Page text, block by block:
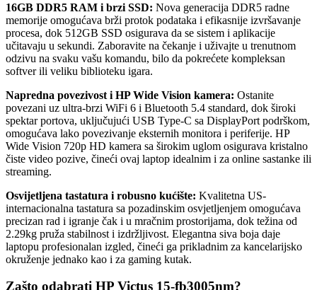
16GB DDR5 RAM i brzi SSD: Nova generacija DDR5 radne
memorije omogućava brži protok podataka i efikasnije izvršavanje
procesa, dok 512GB SSD osigurava da se sistem i aplikacije
učitavaju u sekundi. Zaboravite na čekanje i uživajte u trenutnom
odzivu na svaku vašu komandu, bilo da pokrećete kompleksan
softver ili veliku biblioteku igara.
Napredna povezivost i HP Wide Vision kamera: Ostanite
povezani uz ultra-brzi WiFi 6 i Bluetooth 5.4 standard, dok široki
spektar portova, uključujući USB Type-C sa DisplayPort podrškom,
omogućava lako povezivanje eksternih monitora i periferije. HP
Wide Vision 720p HD kamera sa širokim uglom osigurava kristalno
čiste video pozive, čineći ovaj laptop idealnim i za online sastanke ili
streaming.
Osvijetljena tastatura i robusno kućište: Kvalitetna US-
internacionalna tastatura sa pozadinskim osvjetljenjem omogućava
precizan rad i igranje čak i u mračnim prostorijama, dok težina od
2.29kg pruža stabilnost i izdržljivost. Elegantna siva boja daje
laptopu profesionalan izgled, čineći ga prikladnim za kancelarijsko
okruženje jednako kao i za gaming kutak.
Zašto odabrati HP Victus 15-fb3005nm?